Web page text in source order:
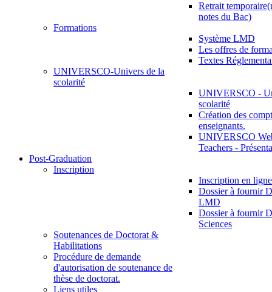
Retrait
notes du Bac)
Formations
Système LMD
Les offres de
Textes
UNIVERSCO-Univers de la
scolarité
UNIVERSCO -
scolarité
Création des
enseignants.
UNIVERSCO
Teachers -
Post-Graduation
Inscription
Inscription en ligne
Dossier à fournir
LMD
Dossier à fournir
Sciences
Soutenances de Doctorat &
Habilitations
Procédure de demande
d'autorisation de soutenance de
thèse de doctorat.
Liens utiles